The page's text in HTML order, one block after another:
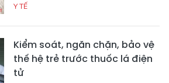
Y TẾ
Kiểm soát, ngăn chặn, bảo vệ
thế hệ trẻ trước thuốc lá điện
tử